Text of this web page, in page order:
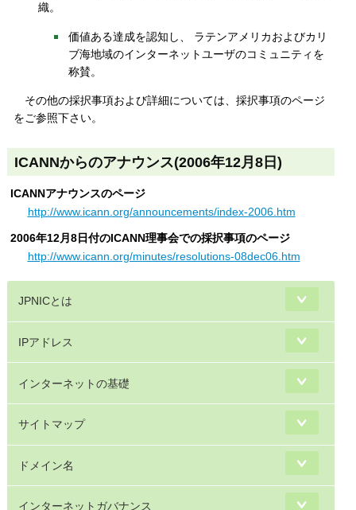
織。
価値ある達成を認知し、 ラテンアメリカおよびカリ
ブ海地域のインターネットユーザのコミュニティを
称賛。
その他の採択事項および詳細については、採択事項のページ
をご参照下さい。
ICANNからのアナウンス(2006年12月8日)
ICANNアナウンスのページ
http://www.icann.org/announcements/index-2006.htm
2006年12月8日付のICANN理事会での採択事項のページ
http://www.icann.org/minutes/resolutions-08dec06.htm
JPNICとは
IPアドレス
インターネットの基礎
サイトマップ
ドメイン名
インターネットガバナンス